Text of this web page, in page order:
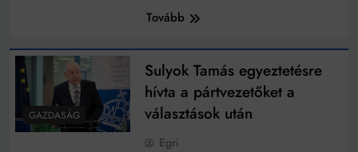
Tovább
GAZDASÁG
Sulyok Tamás egyeztetésre
hívta a pártvezetőket a
választások után
Egri